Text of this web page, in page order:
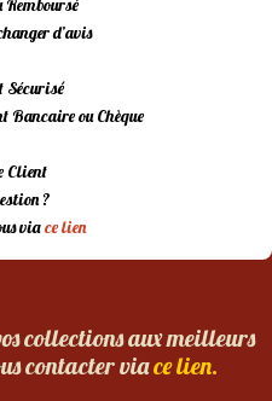
d’avis
Sécurisé
Bancaire ou Chèque
Client
?
viace lien
collections aux meilleurs
contacter viace lien.